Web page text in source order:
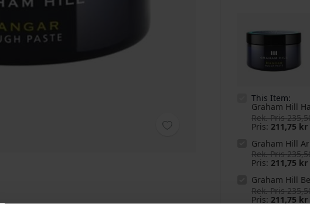
This Item:
Graham Hill
Rek. Pris
Pris 211,75 kr
Graham Hill
Rek. Pris
Pris 211,75 kr
Graham Hill
Rek. Pris
Pris 211,75 kr